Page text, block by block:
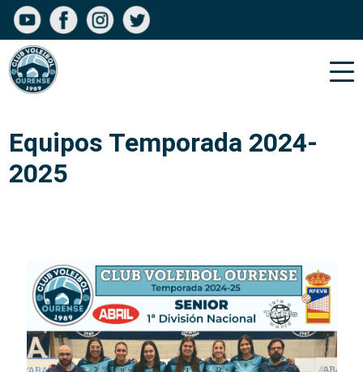
Equipos Temporada 2024-
2025